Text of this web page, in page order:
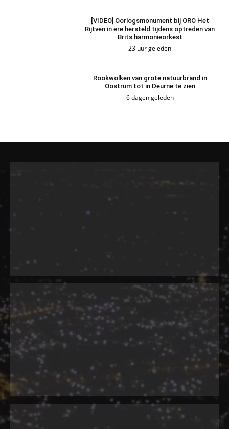
[VIDEO] Oorlogsmonument bij ORO Het
Rijtven in ere hersteld tijdens optreden van
Brits harmonieorkest
23 uur geleden
Rookwolken van grote natuurbrand in
Oostrum tot in Deurne te zien
6 dagen geleden